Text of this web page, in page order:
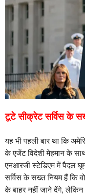
टूटे सीक्रेट सर्विस के
यह भी पहली बार था कि
के एजेंट विदेशी मेहमान के
एनआरजी स्टेडिएम में पैदल
सर्विस के सख्त नियम हैं कि
के बाहर नहीं जाने देंगे, लेकिन